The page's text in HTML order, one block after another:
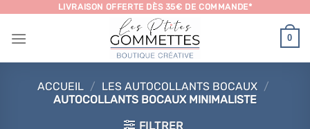
contenu
LIVRAISON OFFERTE DÈS 35€ DE COMMANDE*
0
ACCUEIL / LES AUTOCOLLANTS BOCAUX /
AUTOCOLLANTS BOCAUX MINIMALISTE
FILTRER